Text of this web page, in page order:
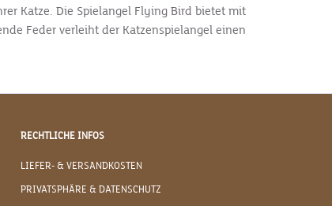
Katze. Die Spielangel Flying Bird bietet mit
Feder verleiht der Katzenspielangel einen
RECHTLICHE INFOS
LIEFER- & VERSANDKOSTEN
PRIVATSPHÄRE & DATENSCHUTZ